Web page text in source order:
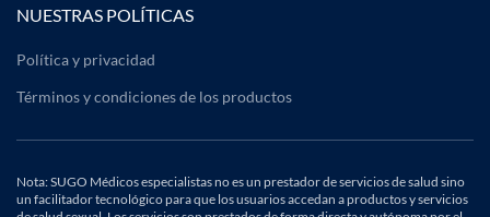
NUESTRAS POLÍTICAS
Política y privacidad
Términos y condiciones de los productos
Nota: SUGO Médicos especialistas no es un prestador de servicios de salud sino
un facilitador tecnológico para que los usuarios accedan a productos y servicios